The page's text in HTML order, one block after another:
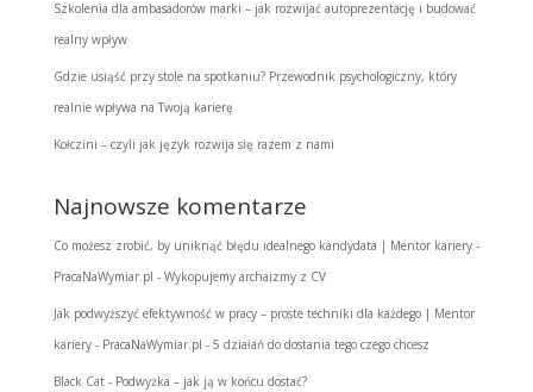
Szkolenia dla ambasadorów marki – jak rozwijać autoprezentację i budować
realny wpływ
Gdzie usiąść przy stole na spotkaniu? Przewodnik psychologiczny, który
realnie wpływa na Twoją karierę
Kołczini – czyli jak język rozwija się razem z nami
Najnowsze komentarze
Co możesz zrobić, by uniknąć błędu idealnego kandydata | Mentor kariery -
PracaNaWymiar.pl - Wykopujemy archaizmy z CV
Jak podwyższyć efektywność w pracy – proste techniki dla każdego | Mentor
kariery - PracaNaWymiar.pl - 5 działań do dostania tego czego chcesz
Black Cat- Podwyżka – jak ją w końcu dostać?